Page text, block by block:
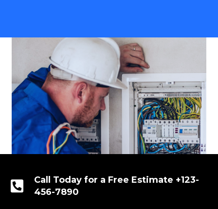
Call Today for a Free Estimate +123-
456-7890